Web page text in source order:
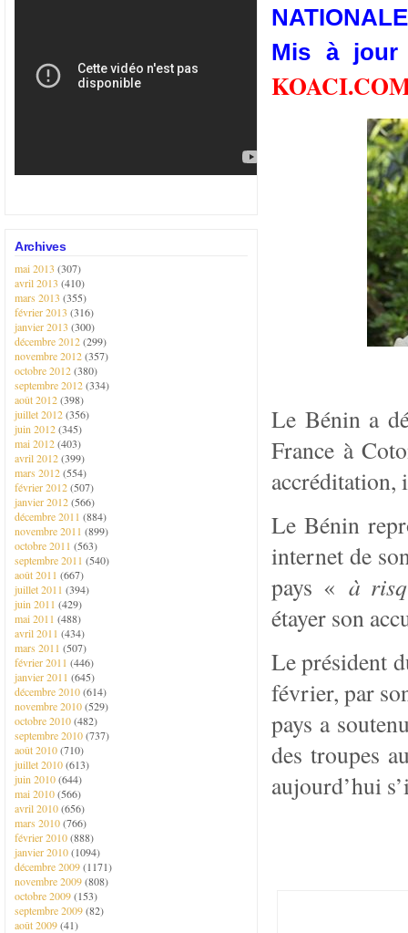
Archives
mai 2013 (307)
avril 2013 (410)
mars 2013 (355)
février 2013 (316)
janvier 2013 (300)
décembre 2012(299)
novembre 2012(357)
octobre 2012(380)
septembre 2012(334)
août 2012(398)
juillet 2012(356)
juin 2012(345)
mai 2012(403)
avril 2012(399)
mars 2012(554)
février 2012(507)
janvier 2012(566)
décembre 2011 (884)
novembre 2011 (899)
octobre 2011 (563)
septembre 2011 (540)
août 2011 (667)
juillet 2011 (394)
juin 2011 (429)
mai 2011 (488)
avril 2011 (434)
mars 2011 (507)
février 2011 (446)
janvier 2011 (645)
décembre 2010(614)
novembre 2010(529)
octobre 2010(482)
septembre 2010(737)
août 2010(710)
juillet 2010(613)
juin 2010(644)
mai 2010(566)
avril 2010(656)
mars 2010(766)
février 2010(888)
janvier 2010(1094)
décembre 2009(1171)
novembre 2009(808)
octobre 2009(153)
septembre 2009(82)
août 2009(41)
Mis à jour
Le Bénin a
France à
Le Bénin
internet de
pays « à
étayer son
Le président
février, par
pays a
des troupes
aujourd’hui